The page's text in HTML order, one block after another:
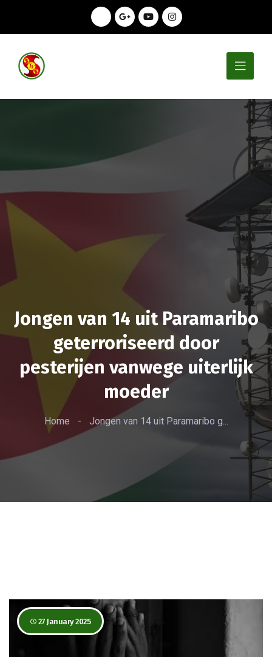
Jongen van 14 uit Paramaribo
geterroriseerd door
pesterijen vanwege uiterlijk
moeder
Home - Jongen van 14 uit Paramaribo g...
27 January 2025